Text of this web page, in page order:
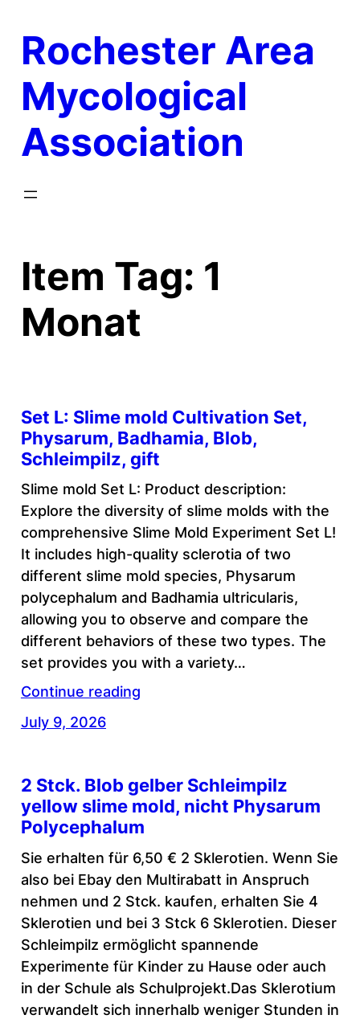
content
Rochester Area
Mycological
Association
Item Tag: 1
Monat
Set L: Slime mold Cultivation Set,
Physarum, Badhamia, Blob,
Schleimpilz, gift
Slime mold Set L: Product description:
Explore the diversity of slime molds with the
comprehensive Slime Mold Experiment Set L!
It includes high-quality sclerotia of two
different slime mold species, Physarum
polycephalum and Badhamia ultricularis,
allowing you to observe and compare the
different behaviors of these two types. The
set provides you with a variety…
Continue reading
July 9, 2026
2 Stck. Blob gelber Schleimpilz
yellow slime mold, nicht Physarum
Polycephalum
Sie erhalten für 6,50 € 2 Sklerotien. Wenn Sie
also bei Ebay den Multirabatt in Anspruch
nehmen und 2 Stck. kaufen, erhalten Sie 4
Sklerotien und bei 3 Stck 6 Sklerotien. Dieser
Schleimpilz ermöglicht spannende
Experimente für Kinder zu Hause oder auch
in der Schule als Schulprojekt.Das Sklerotium
verwandelt sich innerhalb weniger Stunden in